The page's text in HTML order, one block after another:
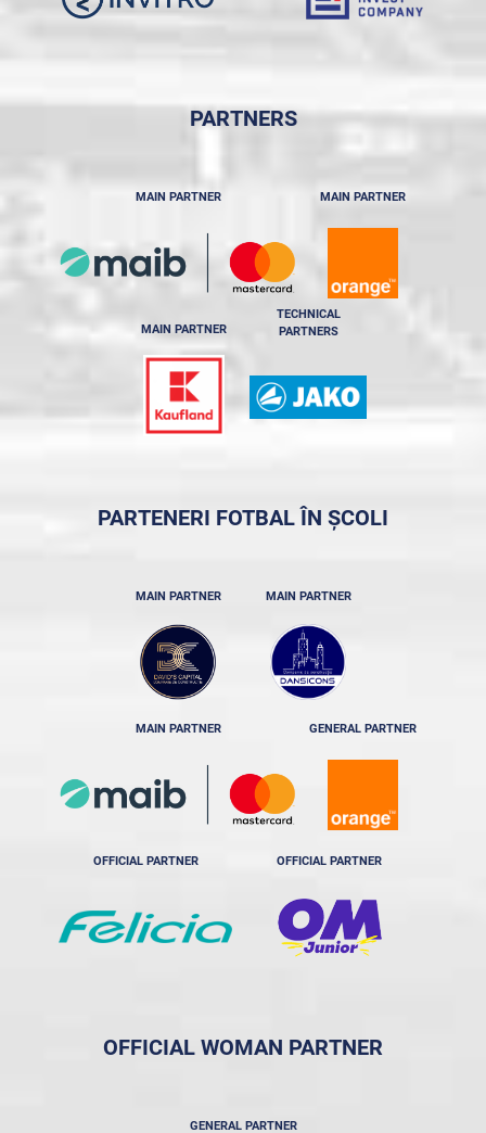
PARTNERS
MAIN PARTNER MAIN PARTNER
MAIN PARTNER
TECHNICAL
PARTNERS
PARTENERI FOTBAL ÎN ȘCOLI
MAIN PARTNER MAIN PARTNER
MAIN PARTNER GENERAL PARTNER
OFFICIAL PARTNER OFFICIAL PARTNER
OFFICIAL WOMAN PARTNER
GENERAL PARTNER